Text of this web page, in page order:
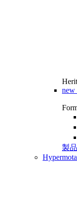
new
製